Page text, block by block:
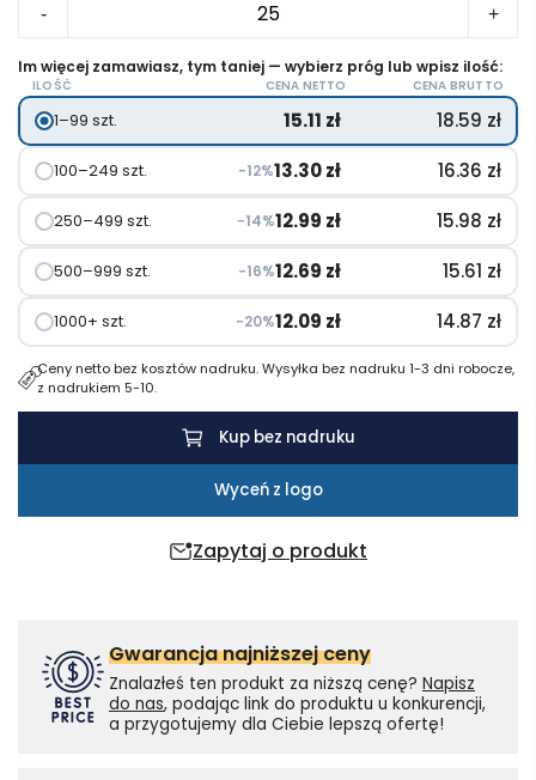
cen:
15.11 zł
do
18.66 zł
-
750ml
TENERE
+
Zapytaj o produkt
Im więcej zamawiasz, tym taniej — wybierz próg lub wpisz ilość:
ILOŚĆ CENA NETTO CENA BRUTTO
1–99 szt. 15.11 zł 18.59 zł
100–249 szt. −12%13.30zł 16.36 zł
250–499 szt. −14%12.99 zł 15.98 zł
500–999 szt. −16%12.69 zł 15.61 zł
1000+ szt. −20%12.09 zł 14.87 zł
Ceny netto bez kosztów nadruku. Wysyłka bez nadruku 1-3 dni robocze,
z nadrukiem 5-10.
Kup bez nadruku
Wyceń z logo
Gwarancja najniższej ceny
Znalazłeś ten produkt za niższą cenę? Napisz
do nas, podając link do produktu u konkurencji,
a przygotujemy dla Ciebie lepszą ofertę!